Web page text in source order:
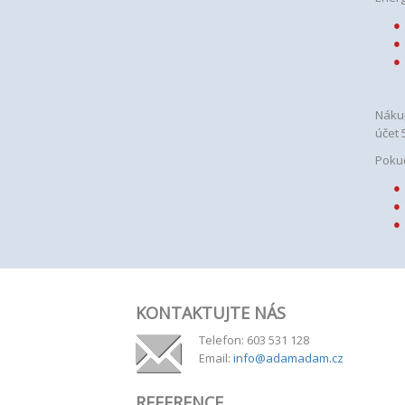
účet
KONTAKTUJTE NÁS
Telefon: 603 531 128
Email: info@adamadam.cz